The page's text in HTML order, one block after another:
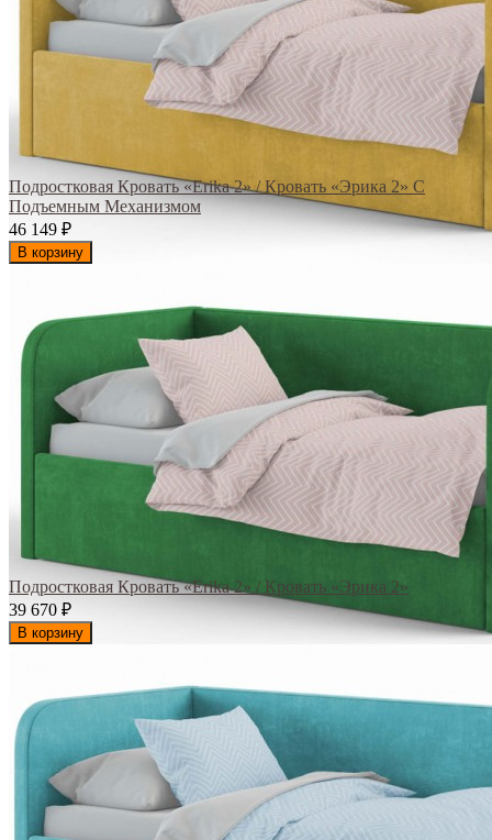
Подростковая Кровать «Erika 2» / Кровать «Эрика 2» С
Подъемным Механизмом
46 149 ₽
В корзину
Подростковая Кровать «Erika 2» / Кровать «Эрика 2»
39 670 ₽
В корзину